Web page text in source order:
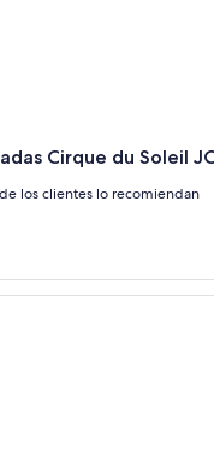
Cirque du Soleil
de los clientes lo recomiendan
Tradicional y
Pass con tirolesas,